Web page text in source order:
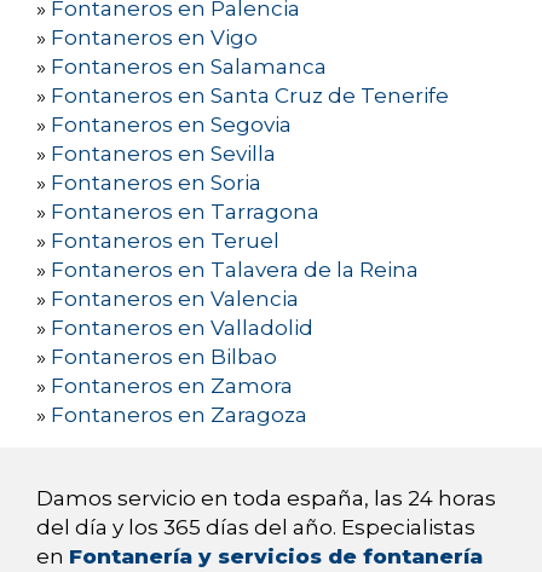
» Fontaneros en Palencia
» Fontaneros en Vigo
» Fontaneros en Salamanca
» Fontaneros en Santa Cruz de Tenerife
» Fontaneros en Segovia
» Fontaneros en Sevilla
» Fontaneros en Soria
» Fontaneros en Tarragona
» Fontaneros en Teruel
» Fontaneros en Talavera de la Reina
» Fontaneros en Valencia
» Fontaneros en Valladolid
» Fontaneros en Bilbao
» Fontaneros en Zamora
» Fontaneros en Zaragoza
Damos servicio en toda españa, las 24 horas
del día y los 365 días del año. Especialistas
en Fontanería y servicios de fontanería